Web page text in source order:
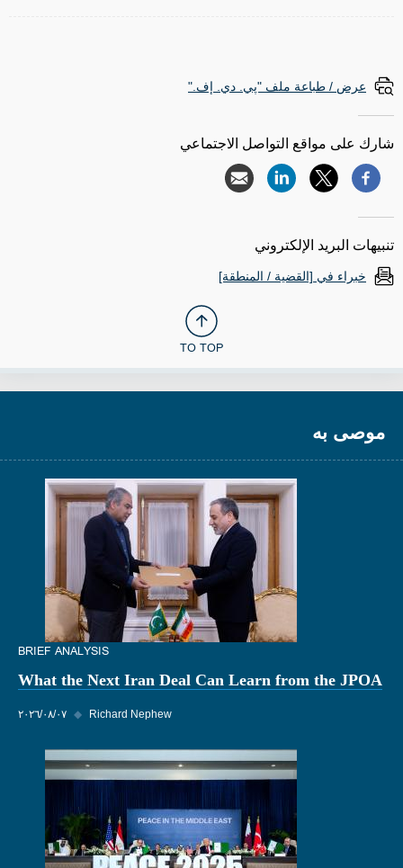
عرض / طباعة ملف "پي. دي. إف."
شارك على مواقع التواصل الاجتماعي
تنبيهات البريد الإلكتروني
خبراء في [القضية / المنطقة]
TO TOP
موصى به
BRIEF ANALYSIS
What the Next Iran Deal Can Learn from the JPOA
٠٧‏/٠٨‏/٢٠٢٦ ◆ Richard Nephew